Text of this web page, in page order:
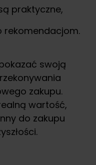
praktyczne,
rekomendacjom.
swoją
zakupu.
wartość,
do zakupu